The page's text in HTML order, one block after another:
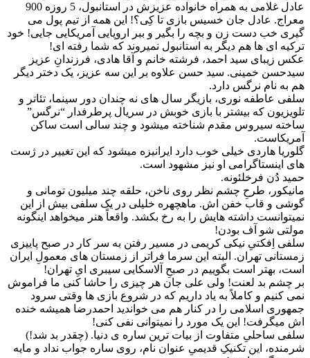
عادل غلامی به همراه خانواده عزیزش در استانبول، 5 روزه 900
معراج. عادل جان خسیس بازی تا کِی؟! این همه از تیم پول می
گیری خب دست زن و بچه را بگیر و ببر اروپایی آمریکایی جایی! خود
ترکیه ای ها هم دیگر به استانبول نمیروند که شما رفته ای!
عکس زیبای سید احمد، فرشته خانم و آقا هادی، فرزندانِ عزیز
سیدحسن خمینی. سید حسن علاوه بر این سه عزیز، یک دختر دیگر
هم به نام نرگس دارد.
سلفی عاطفه نوری، بازیگر سال های نه چندان دور سینما، تئاتر و
تلویزیون که بیشتر با بازی خوبش در سریال پرطرفدار “نرگس”
ساخته سیروس مقدم شناخته میشود و چند سالی است ساکن
آمریکاست.
گلوریا هاردی خیلی خوب دارد ایرانیزه میشود که این تغییر در ژست
های اینستاگرامی او نیز مشهود است.
حمید دُن فرخلئونه.
مانیکور، طرحِ چشم نظر روی ناخن، حلقه چند میلیون تومانی و
گوشی و قاب خفن اش. ماهچهره خلیلی در یک سلفی بیش از این
نمیتوانست داشته هایش را به رخ بکشد. واقعاً هنر میخواهد اینگونه
مولتی شو آف بودن!
سلفی اِفکتیِ نیکی کریمی در مسیر رفتن به سر کار در صبح پاییزی
زمستانی تهران. البته این سرما فراتر از زمستان های معمولِ ایران
است، بهتر است بگوییم در صبحِ آلاسکایی سیبری ایِ تهران!
بر چشم بد لعنت! ولی علی جان هر چیزی را حاشا کنی ما فراموش
نمی کنیم و کاملاً به یاد داریم که در شروع بازی ها وقتی سرود
جمهوری اسلامی را در کنار هم می خواندید احمدرضا همیشه خنده
اش میگرفت! این یک مورد را نمیتوانی نفی کنی!
سلفی ساحلیِ متفاوت از بیات ترین ساره ی دنیا. (چقدر بد شد!)
شرمنده، این تکنیکِ قدیمیِ عنوان نام، روی ساره جواب نداد و مایه